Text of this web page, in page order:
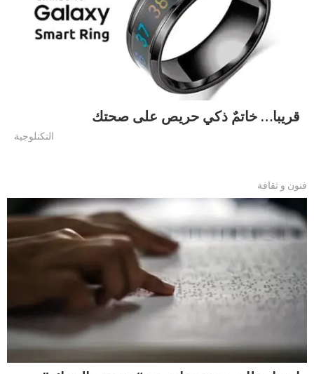
قريبا… خاتمٌ ذكي حريص على صحتك
التكنلوجية
فنون و ثقافة